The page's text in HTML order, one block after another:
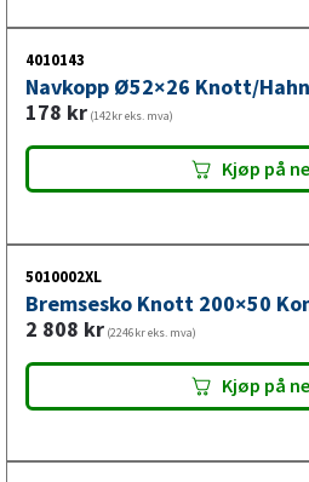
4010143
Navkopp Ø52×26 Knott/
178 kr (142kr eks. mva)
Kjøp på
5010002XL
Bremsesko Knott 200×50
2 808 kr (2246kr eks. mva)
Kjøp på